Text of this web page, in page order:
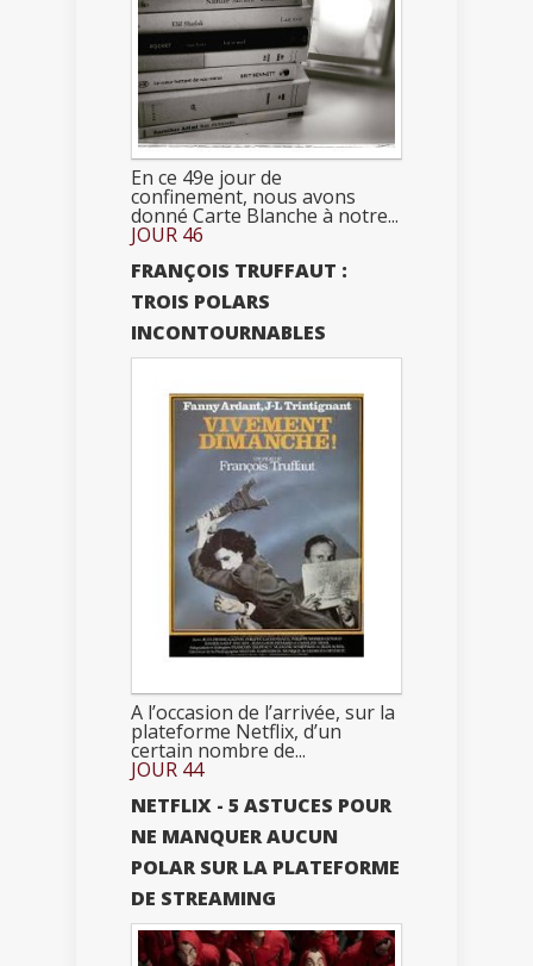
En ce 49e jour de
confinement, nous avons
donné Carte Blanche à notre...
JOUR 46
FRANÇOIS TRUFFAUT :
TROIS POLARS
INCONTOURNABLES
A l’occasion de l’arrivée, sur la
plateforme Netflix, d’un
certain nombre de...
JOUR 44
NETFLIX - 5 ASTUCES POUR
NE MANQUER AUCUN
POLAR SUR LA PLATEFORME
DE STREAMING